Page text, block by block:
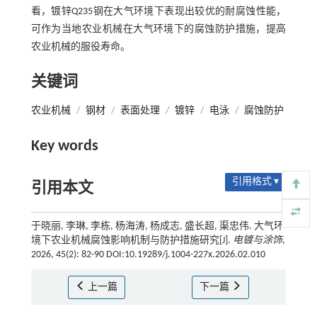
看，镀锌Q235钢在大气环境下表现出较优的耐腐蚀性能，
可作为当地农业机械在大气环境下的腐蚀防护措施，提高
农业机械的服役寿命。
关键词
农业机械 / 钢材 / 表面处理 / 镀锌 / 电泳 / 腐蚀防护
Key words
引用本文 引用格式 ▾
于晓丽, 李琳, 李栋, 杨海涛, 杨成志, 盛长超, 渠忠伟. 大气环
境下农业机械腐蚀影响机制与防护措施研究[J]. 电镀与涂饰,
2026, 45(2): 82-90 DOI:10.19289/j.1004-227x.2026.02.010
上一篇 下一篇